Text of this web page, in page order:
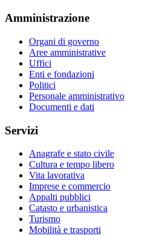
Amministrazione
Organi di governo
Aree amministrative
Uffici
Enti e fondazioni
Politici
Personale amministrativo
Documenti e dati
Servizi
Anagrafe e stato civile
Cultura e tempo libero
Vita lavorativa
Imprese e commercio
Appalti pubblici
Catasto e urbanistica
Turismo
Mobilità e trasporti